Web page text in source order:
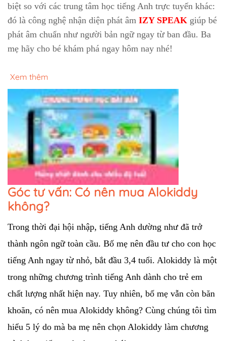
biệt so với các trung tâm học tiếng Anh trực tuyến khác:
đó là công nghệ nhận diện phát âm IZY SPEAK giúp bé
phát âm chuẩn như người bản ngữ ngay từ ban đầu. Ba
mẹ hãy cho bé khám phá ngay hôm nay nhé!
Xem thêm
Góc tư vấn: Có nên mua Alokiddy
không?
Trong thời đại hội nhập, tiếng Anh dường như đã trở
thành ngôn ngữ toàn cầu. Bố mẹ nên đầu tư cho con học
tiếng Anh ngay từ nhỏ, bắt đầu 3,4 tuổi. Alokiddy là một
trong những chương trình tiếng Anh dành cho trẻ em
chất lượng nhất hiện nay. Tuy nhiên, bố mẹ vẫn còn băn
khoăn, có nên mua Alokiddy không? Cùng chúng tôi tìm
hiểu 5 lý do mà ba mẹ nên chọn Alokiddy làm chương